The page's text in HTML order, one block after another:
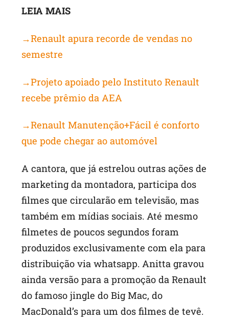
LEIA MAIS
→Renault apura recorde de vendas no
semestre
→Projeto apoiado pelo Instituto Renault
recebe prêmio da AEA
→Renault Manutenção+Fácil é conforto
que pode chegar ao automóvel
A cantora, que já estrelou outras ações de
marketing da montadora, participa dos
filmes que circularão em televisão, mas
também em mídias sociais. Até mesmo
filmetes de poucos segundos foram
produzidos exclusivamente com ela para
distribuição via whatsapp. Anitta gravou
ainda versão para a promoção da Renault
do famoso jingle do Big Mac, do
MacDonald’s para um dos filmes de tevê.